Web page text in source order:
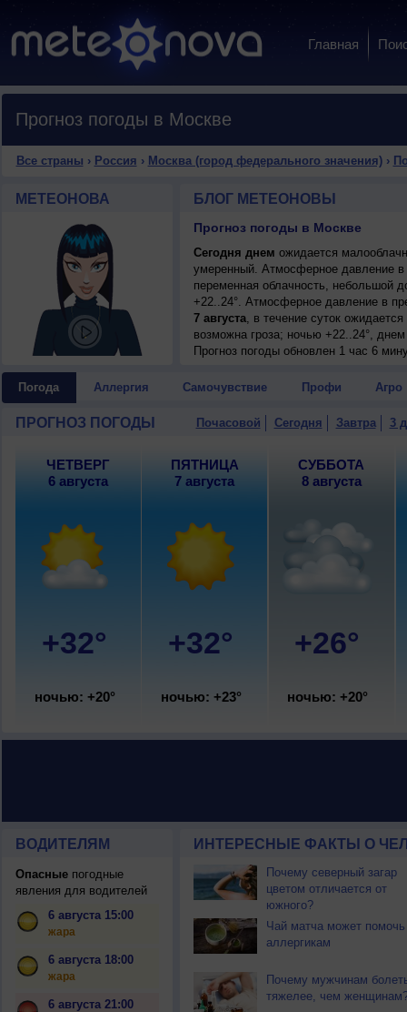
Главная
Прогноз погоды в Москве
Все страны › Россия › Москва (город федерального значения)›
МЕТЕОНОВА БЛОГ МЕТЕОНОВЫ
Прогноз погоды в Москве
Сегодня днем ожидается
умеренный. Атмосферное давление
переменная облачность, небольшой
+22..24°. Атмосферное давление в
7 августа, в течение суток
возможна гроза; ночью +22..24°,
8 августа, ожидается переменная
9 августа, в течение суток
10 августа
, ожидается
ветер западный, умеренный.
Прогноз погоды обновлен 1 час 6
Погода Аллергия Самочувствие Профи Агро
ПРОГНОЗ ПОГОДЫ Почасовой Сегодня Завтра 3
ЧЕТВЕРГ
6 августа
+32°
ночью: +20°
ПЯТНИЦА
7 августа
+32°
ночью: +23°
СУББОТА
8 августа
+26°
ночью: +20°
ВОДИТЕЛЯМ
Опасныепогодные
явления для водителей
6 августа 15:00
жара
6 августа 18:00
жара
6 августа 21:00
ИНТЕРЕСНЫЕ ФАКТЫ О
Почему северный загар
цветом отличается от
южного?
Чай матча может помочь
аллергикам
Почему мужчинам
тяжелее, чем